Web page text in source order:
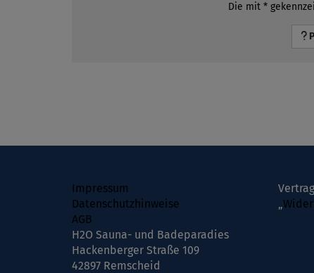
Die mit *
Impressum
Datenschutzhinweise
AGB
„
H2O Sauna- und Badeparadies
Hackenberger Straße 109
42897 Remscheid